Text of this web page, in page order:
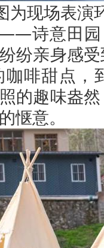
为现场表演
诗意田园
纷亲身感
啡甜点，
的趣味盎
惬意。